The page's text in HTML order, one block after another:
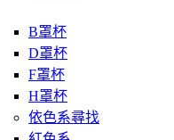
B罩杯
D罩杯
F罩杯
H罩杯
依色系尋找